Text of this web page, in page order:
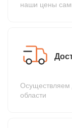
наши цены
Осуществляем
области